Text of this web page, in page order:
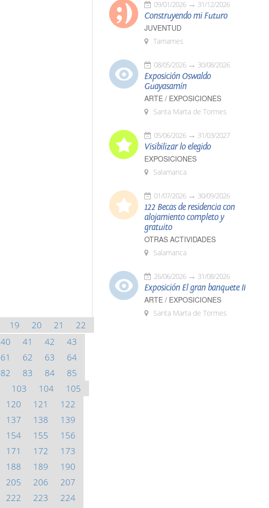
19 20 21
22
40 41 42
43
61 62 63
64
82 83 84
85
103 104
105
120 121
122
137 138
139
154 155
156
171 172
173
188 189
190
205 206
207
222 223
224
09/01/2026 31/12/2026
Construyendo mi Futuro
JUVENTUD
Tamames
08/05/2026 30/08/2026
Exposición Oswaldo
Guayasamín
ARTE / EXPOSICIONES
Santa Marta de Tormes
05/06/2026 31/03/2027
Visibilizar lo elegido
EXPOSICIONES
Salamanca
01/07/2026 30/09/2026
122 Becas de residencia con
alojamiento completo y
gratuito
OTRAS ACTIVIDADES
Salamanca
26/06/2026 31/08/2026
Exposición El gran banquete II
ARTE / EXPOSICIONES
Santa Marta de Tormes